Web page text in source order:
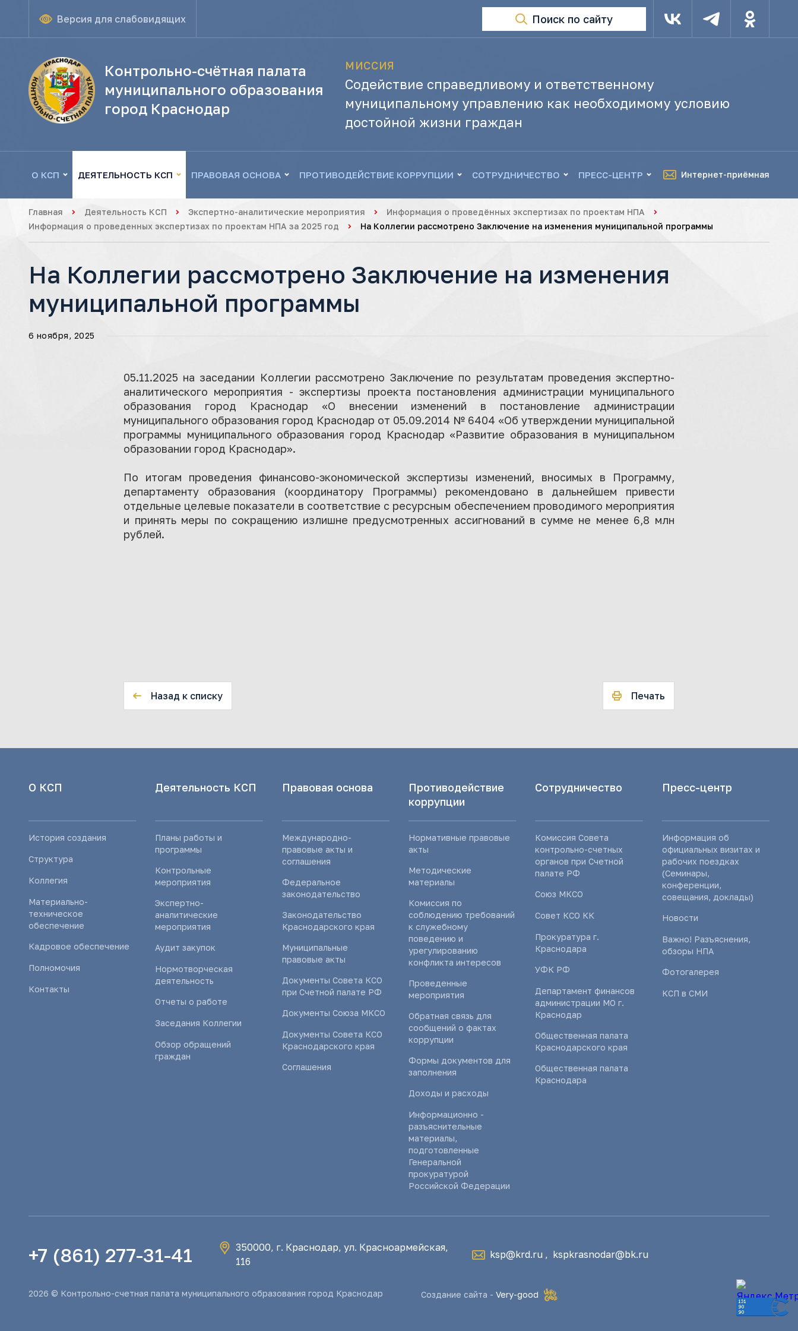
Версия для слабовидящих Поиск по сайту
Контрольно-счётная палата
муниципального образования
город Краснодар
МИССИЯ
Содействие справедливому и ответственному
муниципальному управлению как необходимому условию
достойной жизни граждан
О КСП ДЕЯТЕЛЬНОСТЬ КСП ПРАВОВАЯ ОСНОВА ПРОТИВОДЕЙСТВИЕ КОРРУПЦИИ СОТРУДНИЧЕСТВО ПРЕСС-ЦЕНТР Интернет-приёмная
Главная Деятельность КСП Экспертно-аналитические мероприятия
Информация о проведённых экспертизах по проектам НПА
Информация о проведенных экспертизах по проектам НПА за 2025 год
На Коллегии рассмотрено Заключение на изменения муниципальной программы
На Коллегии рассмотрено Заключение на изменения
муниципальной программы
6 ноября, 2025
05.11.2025 на заседании Коллегии рассмотрено Заключение по результатам проведения экспертно-
аналитического мероприятия - экспертизы проекта постановления администрации муниципального
образования город Краснодар «О внесении изменений в постановление администрации
муниципального образования город Краснодар от 05.09.2014 № 6404 «Об утверждении муниципальной
программы муниципального образования город Краснодар «Развитие образования в муниципальном
образовании город Краснодар».
По итогам проведения финансово-экономической экспертизы изменений, вносимых в Программу,
департаменту образования (координатору Программы) рекомендовано в дальнейшем привести
отдельные целевые показатели в соответствие с ресурсным обеспечением проводимого мероприятия
и принять меры по сокращению излишне предусмотренных ассигнований в сумме не менее 6,8 млн
рублей.
Назад к списку Печать
О КСП
История создания
Структура
Коллегия
Материально-
техническое
обеспечение
Кадровое обеспечение
Полномочия
Контакты
Деятельность КСП
Планы работы и
программы
Контрольные
мероприятия
Экспертно-
аналитические
мероприятия
Аудит закупок
Нормотворческая
деятельность
Отчеты о работе
Заседания Коллегии
Обзор обращений
граждан
Правовая основа
Международно-
правовые акты и
соглашения
Федеральное
законодательство
Законодательство
Краснодарского края
Муниципальные
правовые акты
Документы Совета КСО
при Счетной палате РФ
Документы Союза МКСО
Документы Совета КСО
Краснодарского края
Соглашения
Противодействие
коррупции
Нормативные правовые
акты
Методические
материалы
Комиссия по
соблюдению требований
к служебному
поведению и
урегулированию
конфликта интересов
Проведенные
мероприятия
Обратная связь для
сообщений о фактах
коррупции
Формы документов для
заполнения
Доходы и расходы
Информационно -
разъяснительные
материалы,
подготовленные
Генеральной
прокуратурой
Российской Федерации
Сотрудничество
Комиссия Совета
контрольно-счетных
органов при Счетной
палате РФ
Союз МКСО
Совет КСО КК
Прокуратура г.
Краснодара
УФК РФ
Департамент финансов
администрации МО г.
Краснодар
Общественная палата
Краснодарского края
Общественная палата
Краснодара
Пресс-центр
Информация об
официальных визитах и
рабочих поездках
(Семинары,
конференции,
совещания, доклады)
Новости
Важно! Разъяснения,
обзоры НПА
Фотогалерея
КСП в СМИ
+7 (861) 277-31-41
350000, г. Краснодар, ул. Красноармейская,
116
ksp@krd.ru , kspkrasnodar@bk.ru
2026 © Контрольно-счетная палата муниципального образования город Краснодар Создание сайта - Very-good